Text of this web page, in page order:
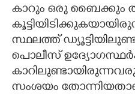
കാറും ഒരു ബൈക്കും
സ്ഥലത്ത്
പൊലീസ്
സംശയം